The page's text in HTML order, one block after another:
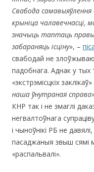
Свабода
крыніца чалавечнасці,
значыць таптаць
забараняць ісціну», –
свабодай не
падобнага. Аднак у
«экстрэмісцкіх
наша ўнутраная справа
КНР так і не змаглі
негвалтоўнага
і чыноўнікі РБ не
пасаджаныя звыш сямі
«распальвалі».